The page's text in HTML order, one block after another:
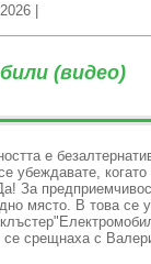
|
(видео)
е
убеждавате, когато
За
място. В това се
се срещнаха с